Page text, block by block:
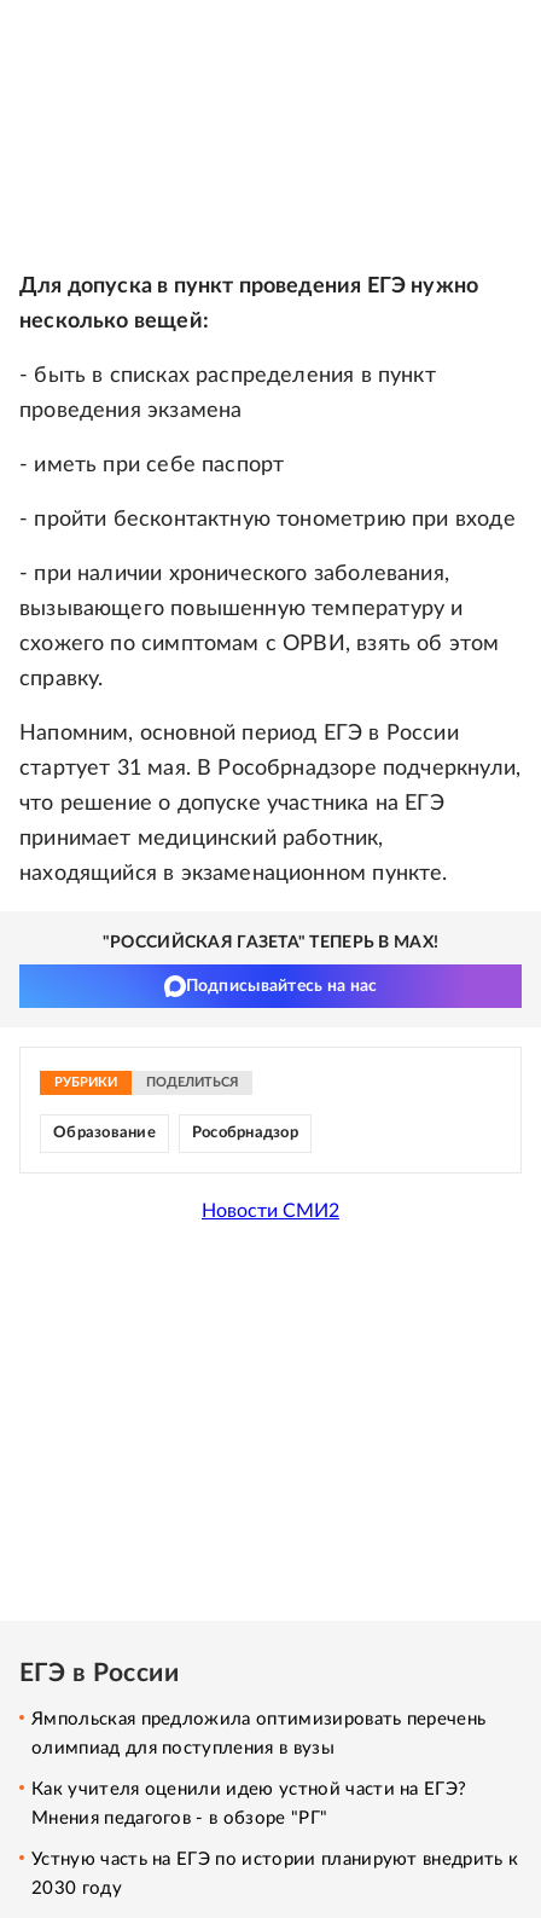
Для допуска в пункт проведения ЕГЭ нужно
несколько вещей:
- быть в списках распределения в пункт
проведения экзамена
- иметь при себе паспорт
- пройти бесконтактную тонометрию при входе
- при наличии хронического заболевания,
вызывающего повышенную температуру и
схожего по симптомам с ОРВИ, взять об этом
справку.
Напомним, основной период ЕГЭ в России
стартует 31 мая. В Рособрнадзоре подчеркнули,
что решение о допуске участника на ЕГЭ
принимает медицинский работник,
находящийся в экзаменационном пункте.
"РОССИЙСКАЯ ГАЗЕТА" ТЕПЕРЬ В MAX!
Подписывайтесь на нас
РУБРИКИ ПОДЕЛИТЬСЯ
Образование Рособрнадзор
Новости СМИ2
ЕГЭ в России
Ямпольская предложила оптимизировать перечень
олимпиад для поступления в вузы
Как учителя оценили идею устной части на ЕГЭ?
Мнения педагогов - в обзоре "РГ"
Устную часть на ЕГЭ по истории планируют внедрить к
2030 году